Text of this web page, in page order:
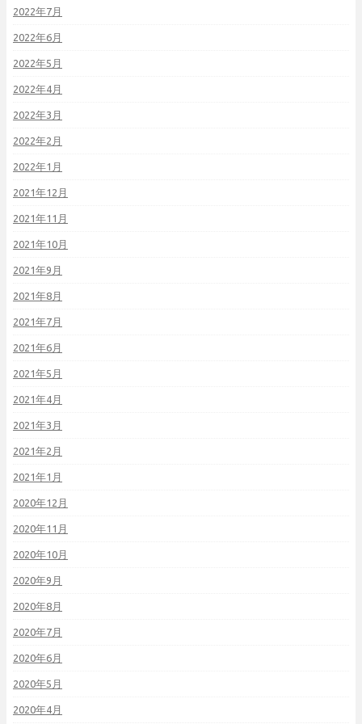
2022年7月
2022年6月
2022年5月
2022年4月
2022年3月
2022年2月
2022年1月
2021年12月
2021年11月
2021年10月
2021年9月
2021年8月
2021年7月
2021年6月
2021年5月
2021年4月
2021年3月
2021年2月
2021年1月
2020年12月
2020年11月
2020年10月
2020年9月
2020年8月
2020年7月
2020年6月
2020年5月
2020年4月